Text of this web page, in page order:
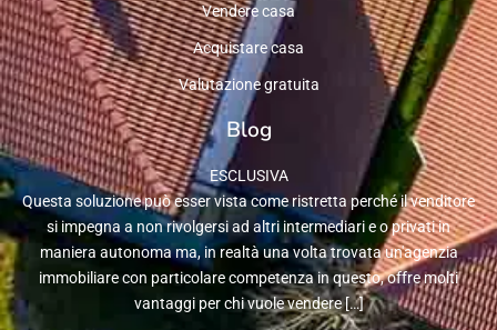
Vendere casa
Acquistare casa
Valutazione gratuita
Blog
ESCLUSIVA
Questa soluzione può esser vista come ristretta perché il venditore
si impegna a non rivolgersi ad altri intermediari e o privati in
maniera autonoma ma, in realtà una volta trovata un'agenzia
immobiliare con particolare competenza in questo, offre molti
vantaggi per chi vuole vendere […]